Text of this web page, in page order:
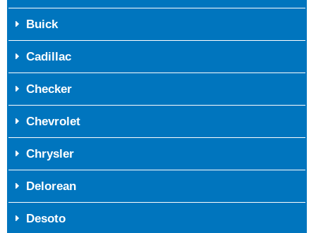
Buick
Cadillac
Checker
Chevrolet
Chrysler
Delorean
Desoto